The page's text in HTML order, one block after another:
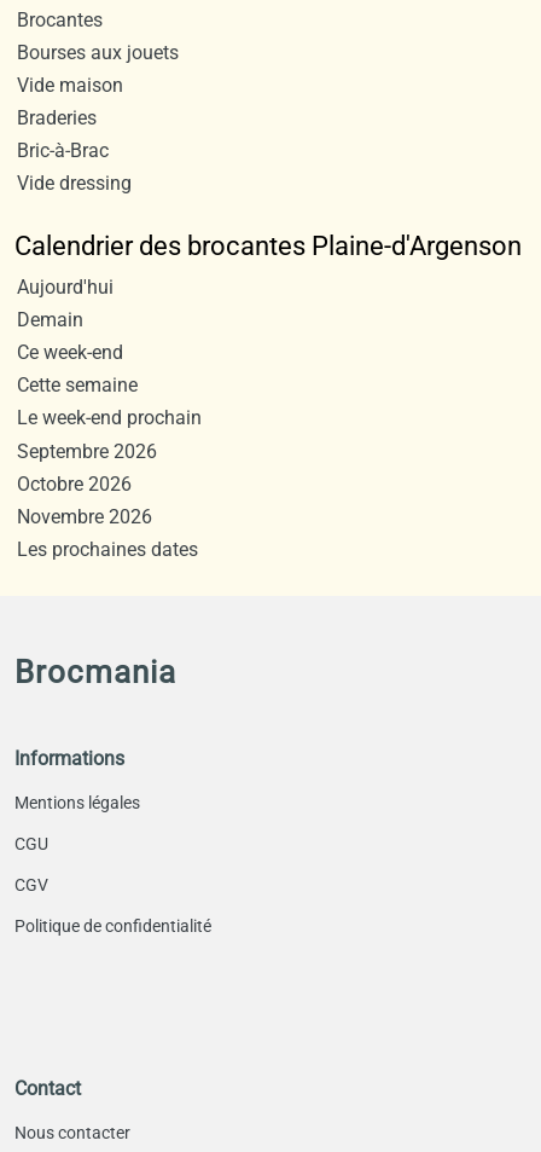
Brocantes
Bourses aux jouets
Vide maison
Braderies
Bric-à-Brac
Vide dressing
Calendrier des brocantes Plaine-d'Argenson
Aujourd'hui
Demain
Ce week-end
Cette semaine
Le week-end prochain
Septembre 2026
Octobre 2026
Novembre 2026
Les prochaines dates
Brocmania
Informations
Mentions légales
CGU
CGV
Politique de confidentialité
Contact
Nous contacter